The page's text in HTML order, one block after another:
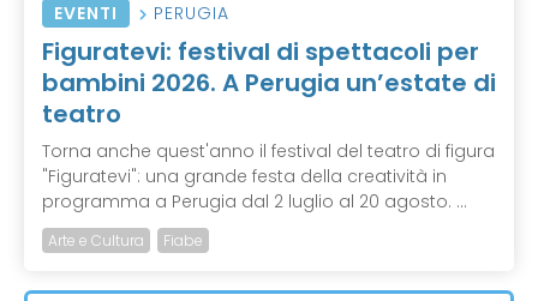
EVENTI PERUGIA
Figuratevi: festival di spettacoli per
bambini 2026. A Perugia un’estate di
teatro
Torna anche quest'anno il festival del teatro di figura
"Figuratevi": una grande festa della creatività in
programma a Perugia dal 2 luglio al 20 agosto. ...
Arte e Cultura Fiabe